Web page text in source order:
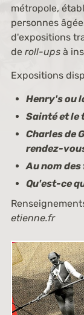
métropole,
personnes
d'expositions
de roll-ups à
Expositions
Henry's ou
Sainté et le
Charles de
rendez-
Au nom
Qu'est-ce
etienne.fr